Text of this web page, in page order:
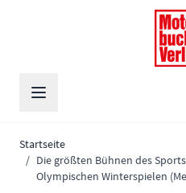
Startseite
/ Die größten Bühnen des
Olympischen Winterspielen